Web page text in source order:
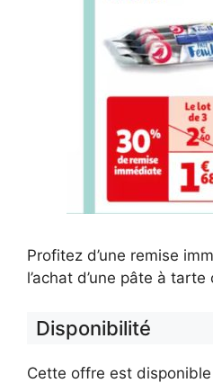
Profitez d’une remise
l’achat d’une pâte à
Disponibilité
Cette offre est